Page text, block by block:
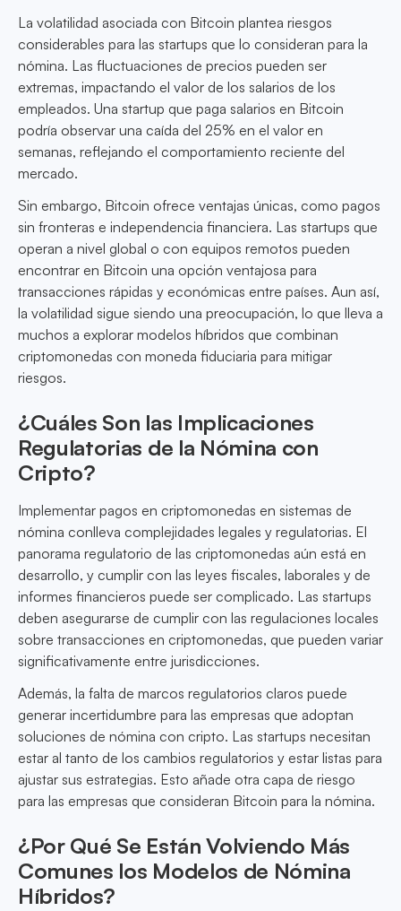
La volatilidad asociada con Bitcoin plantea riesgos
considerables para las startups que lo consideran para la
nómina. Las fluctuaciones de precios pueden ser
extremas, impactando el valor de los salarios de los
empleados. Una startup que paga salarios en Bitcoin
podría observar una caída del 25% en el valor en
semanas, reflejando el comportamiento reciente del
mercado.
Sin embargo, Bitcoin ofrece ventajas únicas, como pagos
sin fronteras e independencia financiera. Las startups que
operan a nivel global o con equipos remotos pueden
encontrar en Bitcoin una opción ventajosa para
transacciones rápidas y económicas entre países. Aun así,
la volatilidad sigue siendo una preocupación, lo que lleva a
muchos a explorar modelos híbridos que combinan
criptomonedas con moneda fiduciaria para mitigar
riesgos.
¿Cuáles Son las Implicaciones
Regulatorias de la Nómina con
Cripto?
Implementar pagos en criptomonedas en sistemas de
nómina conlleva complejidades legales y regulatorias. El
panorama regulatorio de las criptomonedas aún está en
desarrollo, y cumplir con las leyes fiscales, laborales y de
informes financieros puede ser complicado. Las startups
deben asegurarse de cumplir con las regulaciones locales
sobre transacciones en criptomonedas, que pueden variar
significativamente entre jurisdicciones.
Además, la falta de marcos regulatorios claros puede
generar incertidumbre para las empresas que adoptan
soluciones de nómina con cripto. Las startups necesitan
estar al tanto de los cambios regulatorios y estar listas para
ajustar sus estrategias. Esto añade otra capa de riesgo
para las empresas que consideran Bitcoin para la nómina.
¿Por Qué Se Están Volviendo Más
Comunes los Modelos de Nómina
Híbridos?